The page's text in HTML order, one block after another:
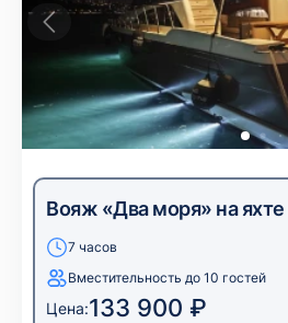
Вояж «Два моря» на яхте
7 часов
Вместительность до 10 гостей
Цена:133 900 ₽